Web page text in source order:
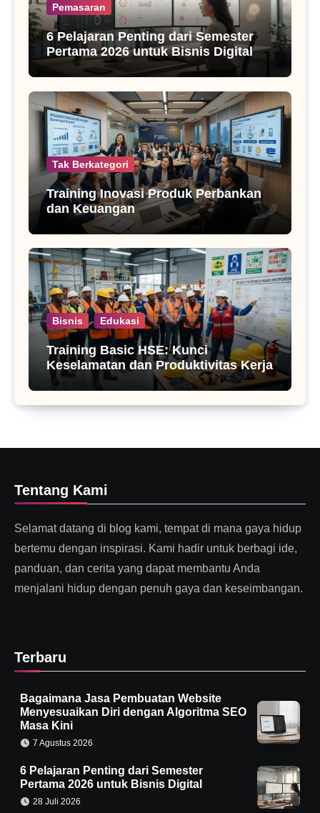
Pemasaran
6 Pelajaran Penting dari Semester
Pertama 2026 untuk Bisnis Digital
Tak Berkategori
Training Inovasi Produk Perbankan
dan Keuangan
Bisnis Edukasi
Training Basic HSE: Kunci
Keselamatan dan Produktivitas Kerja
Tentang Kami
Selamat datang di blog kami, tempat di mana gaya hidup
bertemu dengan inspirasi. Kami hadir untuk berbagi ide,
panduan, dan cerita yang dapat membantu Anda
menjalani hidup dengan penuh gaya dan keseimbangan.
Terbaru
Bagaimana Jasa Pembuatan Website
Menyesuaikan Diri dengan Algoritma SEO
Masa Kini
7 Agustus 2026
6 Pelajaran Penting dari Semester
Pertama 2026 untuk Bisnis Digital
28 Juli 2026